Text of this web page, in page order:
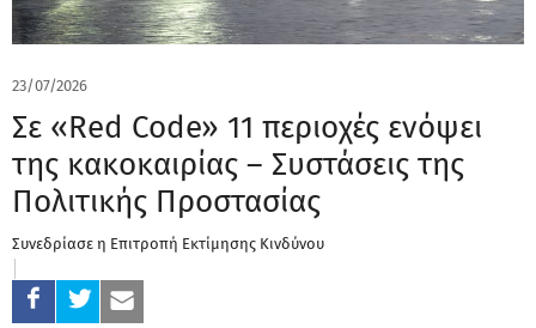
23/07/2026
Σε «Red Code» 11 περιοχές ενόψει
της κακοκαιρίας – Συστάσεις της
Πολιτικής Προστασίας
Συνεδρίασε η Επιτροπή Εκτίμησης Κινδύνου